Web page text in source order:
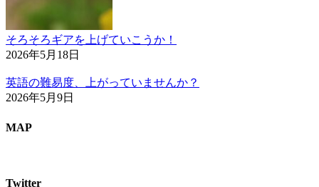
そろそろギアを上げていこうか！
2026年5月18日
英語の難易度、上がっていませんか？
2026年5月9日
MAP
Twitter